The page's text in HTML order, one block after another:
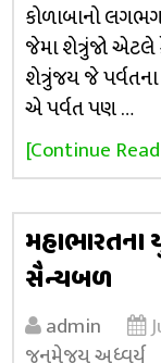
કોળાબાનો લગભગ
જેમા શેત્રુંજો એટલે
શેત્રુંજય જે પર્વતના
એ પર્વત પણ …
[Continue
મહાભારતના
સૈન્યબળ
admin